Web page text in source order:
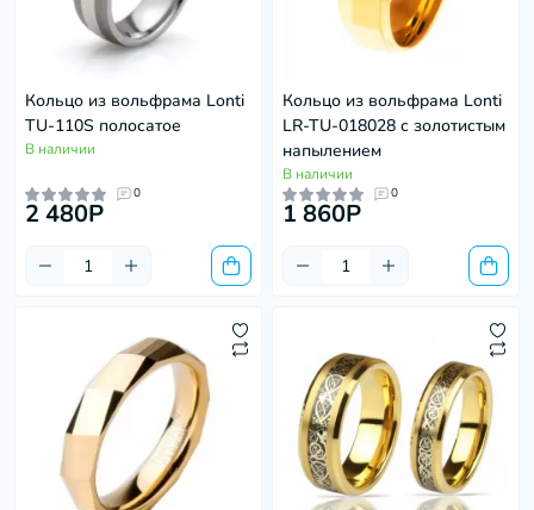
Кольцо из вольфрама Lonti
TU-110S полосатое
В наличии
0
2 480P
Кольцо из вольфрама Lonti
LR-TU-018028 с золотистым
напылением
В наличии
0
1 860P